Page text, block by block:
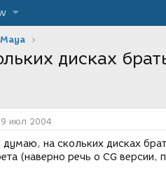
Maya
дисках
июл 2004
думаю, на скольких дисках
(наверно речь о CG версии,